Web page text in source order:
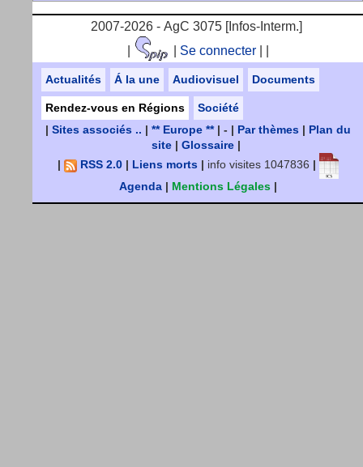
2007-2026 - AgC 3075 [Infos-Interm.]
Se connecter|
Actualités Á la une Audiovisuel Documents
Rendez-vous en Régions
Société
| Sites associés .. | ** Europe ** | - | Par thèmes | Plan du
site | Glossaire |
|
RSS 2.0| Liens morts | info visites 1047836 |
Agenda| Mentions Légales |